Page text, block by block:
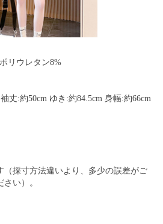
リウレタン8%
丈:約50cm ゆき:約84.5cm 身幅:約66cm
採寸方法違いより、多少の誤差がご
い）。